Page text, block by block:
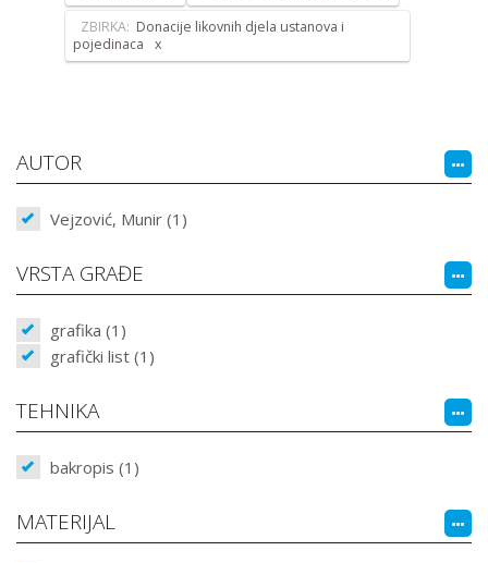
ZBIRKA: Donacije likovnih djela ustanova i
pojedinaca
AUTOR
Vejzović, Munir (1)
VRSTA GRAĐE
grafika (1)
grafički list (1)
TEHNIKA
bakropis (1)
MATERIJAL